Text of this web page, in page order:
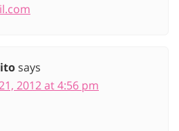
says
2012 at 4:56 pm